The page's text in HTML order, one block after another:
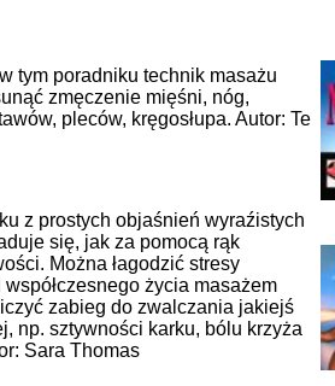
tym poradniku technik masażu
zmęczenie mięśni, nóg,
pleców, kręgosłupa. Autor: Te
z prostych objaśnień wyraźistych
się, jak za pomocą rąk
Można łagodzić stresy
życia masażem
zabieg do zwalczania jakiejś
np. sztywności karku, bólu krzyża
Sara Thomas